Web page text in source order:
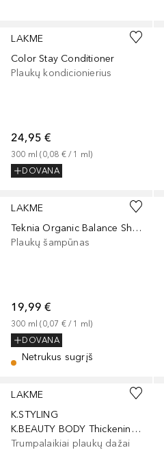
LAKME
Color Stay Conditioner
Plaukų kondicionierius
24,95 €
300 ml (0,08 € / 1 ml)
DOVANA
LAKME
Teknia Organic Balance Shampoo
Plaukų šampūnas
19,99 €
300 ml (0,07 € / 1 ml)
DOVANA
Netrukus sugrįš
LAKME
K.STYLING
K.BEAUTY BODY Thickening Spray
Trumpalaikiai plaukų dažai